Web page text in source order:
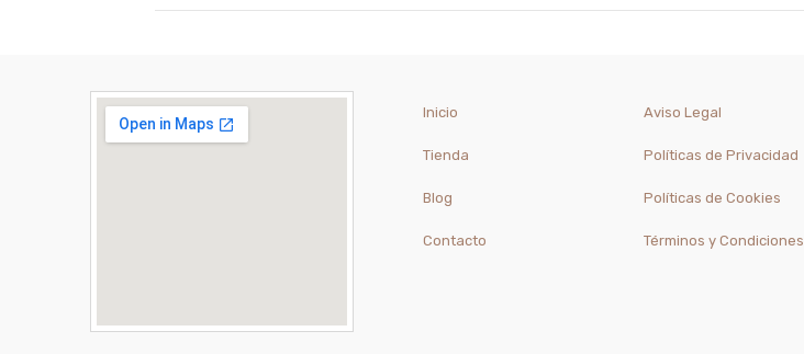
Inicio
Tienda
Blog
Contacto
Aviso Legal
Políticas de Privacidad
Políticas de Cookies
Términos y Condiciones